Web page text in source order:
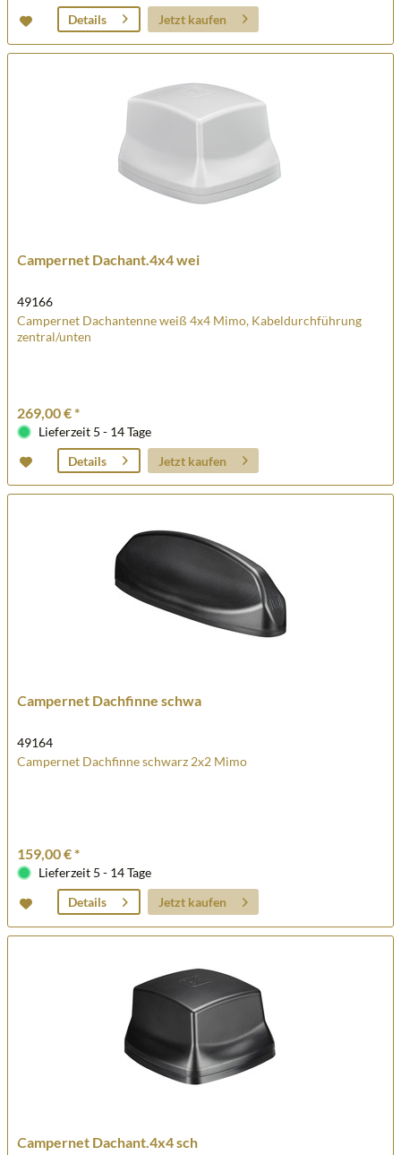
Details
Jetzt kaufen
Campernet Dachant.4x4 wei
49166
Campernet Dachantenne weiß 4x4 Mimo, Kabeldurchführung
zentral/unten
269,00 € *
Lieferzeit 5 - 14 Tage
Details
Jetzt kaufen
Campernet Dachfinne schwa
49164
Campernet Dachfinne schwarz 2x2 Mimo
159,00 € *
Lieferzeit 5 - 14 Tage
Details
Jetzt kaufen
Campernet Dachant.4x4 sch